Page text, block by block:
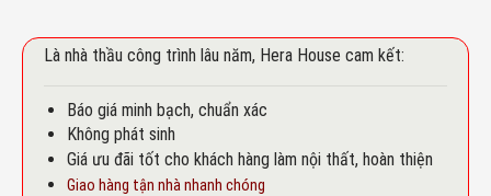
Là nhà thầu công trình lâu năm, Hera House cam kết:
Báo giá minh bạch, chuẩn xác
Không phát sinh
Giá ưu đãi tốt cho khách hàng làm nội thất, hoàn thiện
Giao hàng tận nhà nhanh chóng